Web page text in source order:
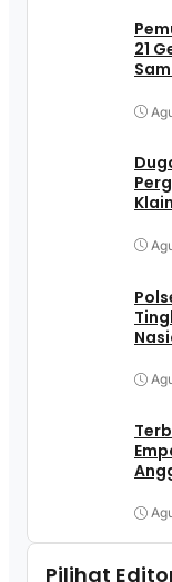
21
Pilihat